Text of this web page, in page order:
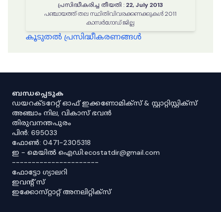
പ്രസിദ്ധീകരിച്ച തീയതി : 22, July 2013
പഞ്ചായത്ത് തല സ്ഥിതിവിവരക്കണക്കുകൾ 2011
കാസർഗോഡ് ജില്ല
കൂടുതൽ പ്രസിദ്ധീകരണങ്ങൾ
ബന്ധപ്പെടുക
ഡയറക്ടറേറ്റ് ഓഫ് ഇക്കണോമിക്സ് & സ്റ്റാറ്റിസ്റ്റിക്സ്
അഞ്ചാം നില, വികാസ് ഭവൻ
തിരുവനന്തപുരം
പിൻ: 695033
ഫോൺ: 0471-2305318
ഇ - മെയിൽ ഐഡി:ecostatdir@gmail.com
----------------------
ഫോട്ടോ ഗ്യാലറി
ഇവൻ്റ് സ്
ഇക്കോസ്‌റ്റാറ്റ് അനലിറ്റിക്‌സ്